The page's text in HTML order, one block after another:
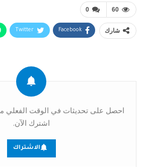
0 60
شارك Facebook
Twitter
احصل على تحديثات في الوقت الفعلي
اشترك الآن.
الاشتراك